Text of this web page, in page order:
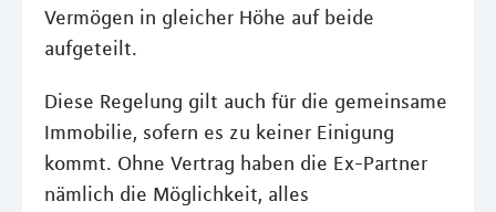
Vermögen in gleicher Höhe auf beide
aufgeteilt.
Diese Regelung gilt auch für die gemeinsame
Immobilie, sofern es zu keiner Einigung
kommt. Ohne Vertrag haben die Ex-Partner
nämlich die Möglichkeit, alles